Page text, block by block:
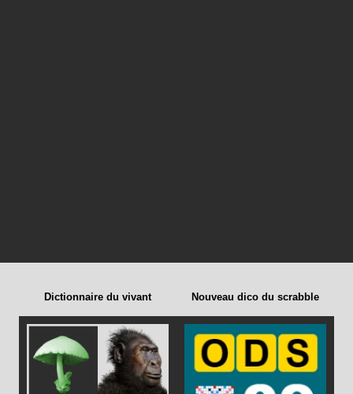
Dictionnaire du vivant Nouveau dico du scrabble